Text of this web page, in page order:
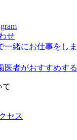
せ
て
セス